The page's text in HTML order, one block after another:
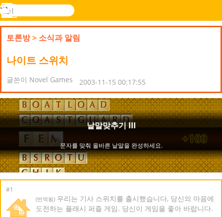
Novel
검
색
로그
메
뉴
토론방> 소식과 알림
나이트 스위치
글쓴이 Novel Games 2003-11-15 00:17:55
#1
(번역됨) 우리는 기사 스위치를 출시했습니다, 당신의 마음에
도전하는 플래시 퍼즐 게임. 당신이 게임을 좋아 바랍니다.